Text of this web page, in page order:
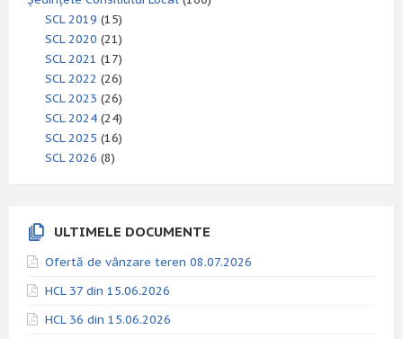
SCL 2019 (15)
SCL 2020 (21)
SCL 2021 (17)
SCL 2022 (26)
SCL 2023 (26)
SCL 2024 (24)
SCL 2025 (16)
SCL 2026 (8)
ULTIMELE DOCUMENTE
Ofertă de vânzare teren 08.07.2026
HCL 37 din 15.06.2026
HCL 36 din 15.06.2026